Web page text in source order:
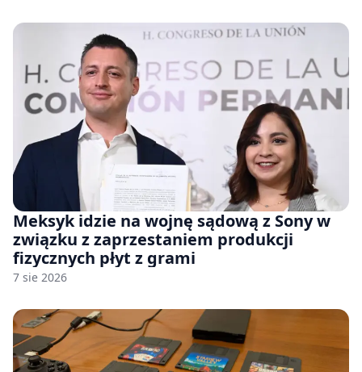
Meksyk idzie na wojnę sądową z Sony w
związku z zaprzestaniem produkcji
fizycznych płyt z grami
7 sie 2026